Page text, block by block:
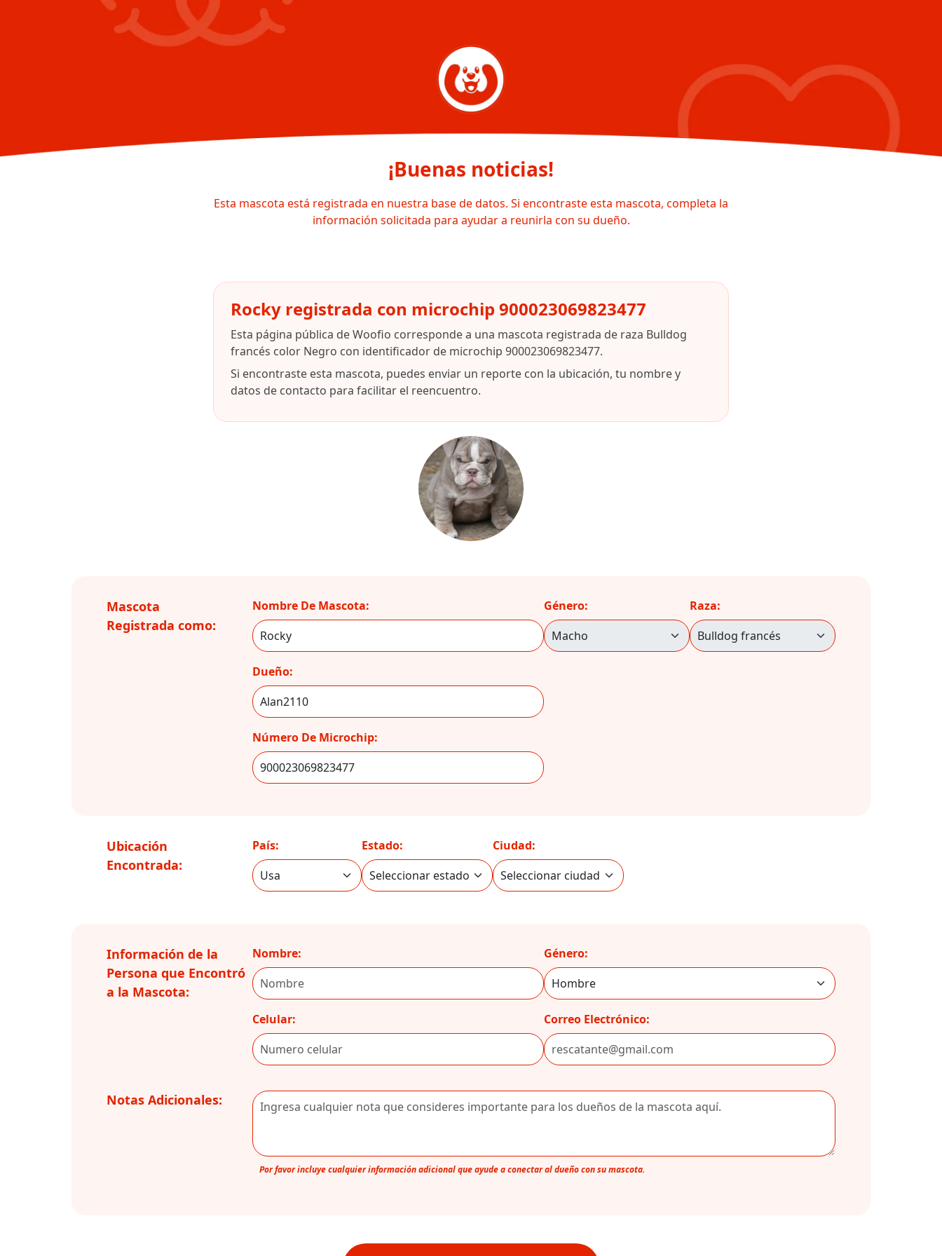
¡Buenas noticias!
Esta mascota está registrada en nuestra base de datos. Si encontraste esta mascota, completa la
información solicitada para ayudar a reunirla con su dueño.
Rocky registrada con microchip 900023069823477
Esta página pública de Woofio corresponde a una mascota registrada de raza Bulldog
francés color Negro con identificador de microchip 900023069823477.
Si encontraste esta mascota, puedes enviar un reporte con la ubicación, tu nombre y
datos de contacto para facilitar el reencuentro.
Mascota
Registrada como:
Nombre De Mascota:
Dueño:
Número De Microchip:
Género: Raza:
Ubicación
Encontrada:
País: Estado: Ciudad:
Información de la
Persona que Encontró
a la Mascota:
Nombre:
Celular:
Género:
Correo Electrónico:
Notas Adicionales:
Por favor incluye cualquier información adicional que ayude a conectar al dueño con su mascota.